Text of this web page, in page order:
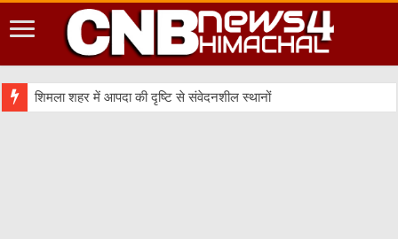
शिमला शहर में आपदा की दृष्टि से संवेदनशील स्थानों को करें चिन्हित –